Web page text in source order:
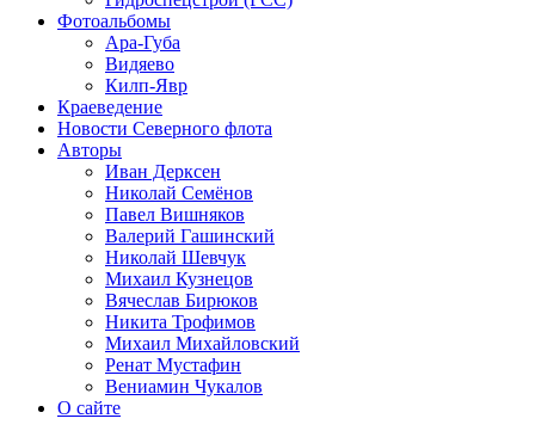
Фотоальбомы
Ара-Губа
Видяево
Килп-Явр
Краеведение
Новости Северного флота
Авторы
Иван Дерксен
Николай Семёнов
Павел Вишняков
Валерий Гашинский
Николай Шевчук
Михаил Кузнецов
Вячеслав Бирюков
Никита Трофимов
Михаил Михайловский
Ренат Мустафин
Вениамин Чукалов
О сайте